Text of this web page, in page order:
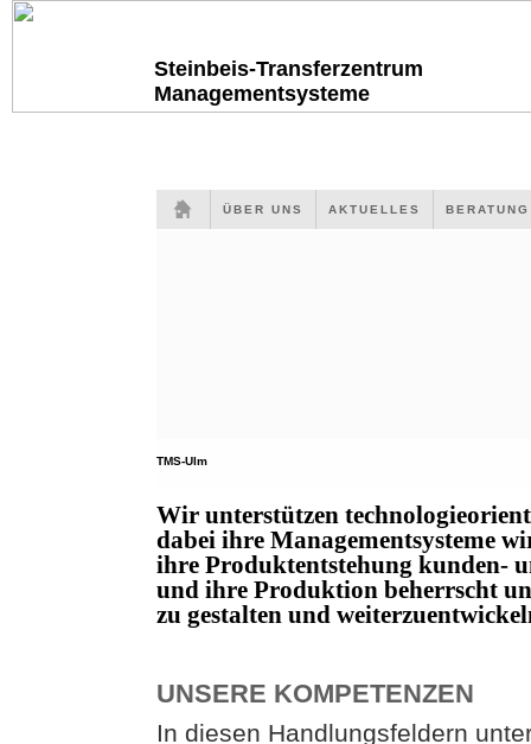
Steinbeis-Transferzentrum
Managementsysteme
ÜBER UNS AKTUELLES
TMS-Ulm
Wir unterstützen
dabei ihre Managementsysteme
ihre Produktentstehung kunden-
und ihre Produktion beherrscht
zu gestalten und
UNSERE KOMPETENZEN
In diesen Handlungsfeldern